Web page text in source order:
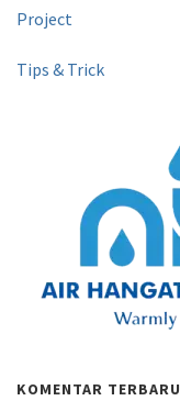
Project
Tips & Trick
KOMENTAR TERBARU